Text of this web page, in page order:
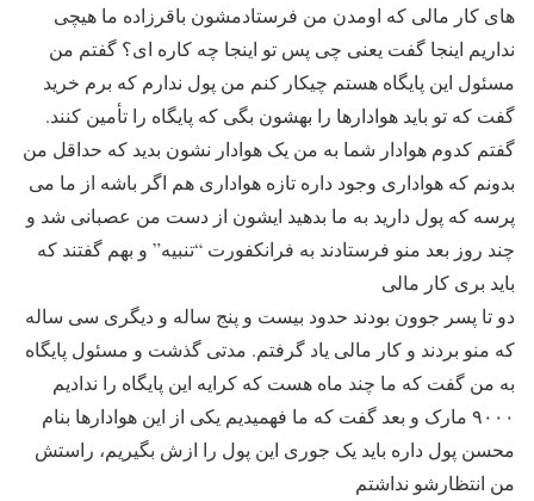
های کار مالی که اومدن من فرستادمشون باقرزاده ما هیچی
نداریم اینجا گفت یعنی چی پس تو اینجا چه کاره ای؟ گفتم من
مسئول این پایگاه هستم چیکار کنم من پول ندارم که برم خرید
گفت که تو باید هوادارها را بهشون بگی که پایگاه را تأمین کنند.
گفتم کدوم هوادار شما به من یک هوادار نشون بدید که حداقل من
بدونم که هواداری وجود داره تازه هواداری هم اگر باشه از ما می
پرسه که پول دارید به ما بدهید ایشون از دست من عصبانی شد و
چند روز بعد منو فرستادند به فرانکفورت “تنبیه” و بهم گفتند که
باید بری کار مالی
دو تا پسر جوون بودند حدود بیست و پنج ساله و دیگری سی ساله
که منو بردند و کار مالی یاد گرفتم. مدتی گذشت و مسئول پایگاه
به من گفت که ما چند ماه هست که کرایه این پایگاه را ندادیم
۹۰۰۰ مارک و بعد گفت که ما فهمیدیم یکی از این هوادارها بنام
محسن پول داره باید یک جوری این پول را ازش بگیریم، راستش
من انتظارشو نداشتم